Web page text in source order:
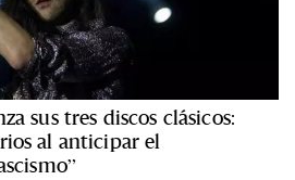
sus tres discos clásicos:
al anticipar el